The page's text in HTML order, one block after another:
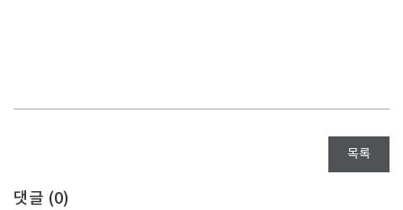
목록
댓글 (0)